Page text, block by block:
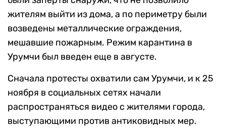
жителям выйти из дома, а по периметру были
возведены металлические ограждения,
мешавшие пожарным. Режим карантина в
Урумчи был введен еще в августе.
Сначала протесты охватили сам Урумчи, и к 25
ноября в социальных сетях начали
распространяться видео с жителями города,
выступающими против антиковидных мер.